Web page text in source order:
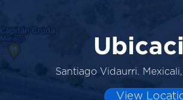
Santiago Vidaurri.
View